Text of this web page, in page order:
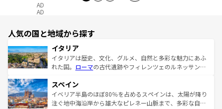
AD
AD
人気の国と地域から探す
イタリア
イタリアは歴史、文化、グルメ、自然と多彩な魅力にあふ
れた国。 ローマの古代遺跡やフィレンツェのルネッサンス
ろん、トスカーナの美しい田園風景やアマルフィ海岸の絶
景など、自然景観も見逃せない。観光の合間には、本場の
ピザやパスタなど、絶品のイタリア料理を堪能することも
スペイン
イベリア半島のほぼ80％を占めるスペインは、太陽が降り
注ぐ地中海沿岸から雄大なピレネー山脈まで、多彩な自然